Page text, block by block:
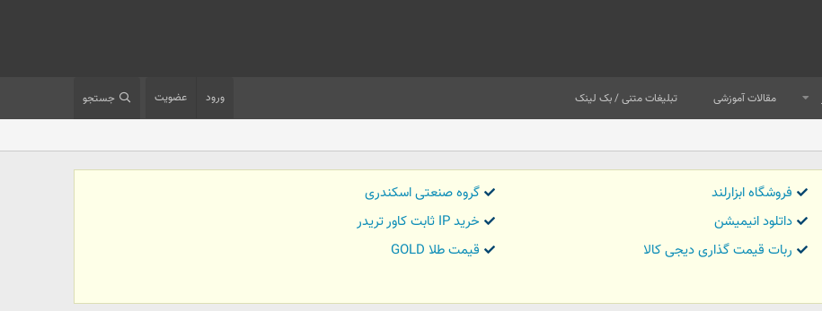
مقالات آموزشی تبلیغات متنی / بک لینک ورود عضویت جستجو
فروشگاه ابزارلند
گروه صنعتی اسکندری
داتلود انیمیشن
خرید IP ثابت کاور تریدر
ربات قیمت گذاری دیجی کالا
قیمت طلا GOLD